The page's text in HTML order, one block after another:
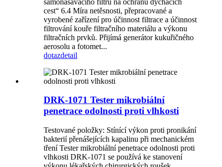
cest“ 6.4 Míra netěsnosti, přepracované a
vyrobené zařízení pro účinnost filtrace a účinnost
filtrování kouře filtračního materiálu a výkonu
filtračních prvků. Přijímá generátor kukuřičného
aerosolu a fotomet...
dotazdetail
DRK-1071 Tester mikrobiální
penetrace odolnosti proti vlhkosti
Testované položky: Stínící výkon proti pronikání
bakterií přenášejících kapalinu při mechanickém
tření Tester mikrobiální penetrace odolnosti proti
vlhkosti DRK-1071 se používá ke stanovení